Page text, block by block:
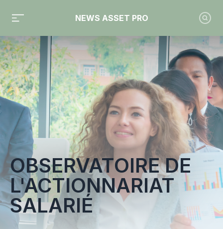
NEWS ASSET PRO
Toute l'actualité sur le tag "Observatoire de l'actionnariat
OBSERVATOIRE DE
L'ACTIONNARIAT
SALARIÉ